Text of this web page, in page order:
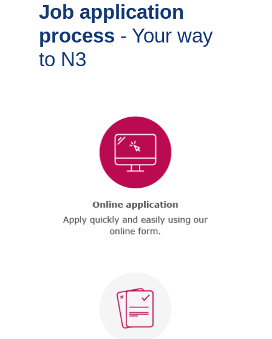
Job application
process - Your way
to N3